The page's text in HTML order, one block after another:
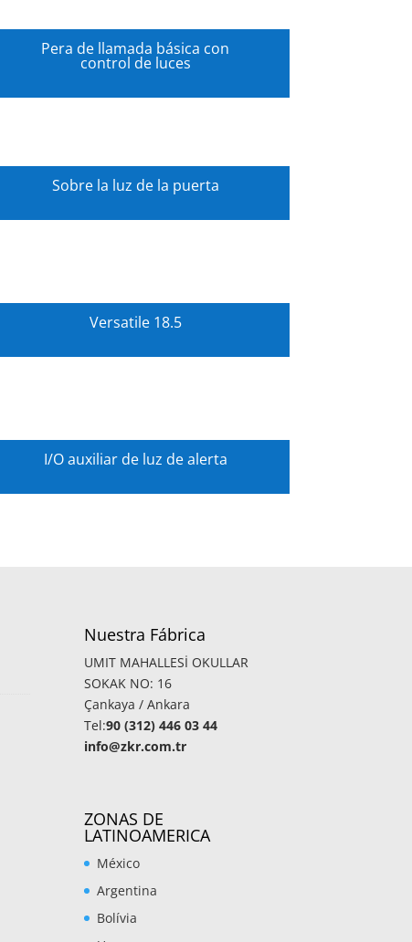
Pera de llamada básica con
control de luces
Sobre la luz de la puerta
Versatile 18.5
I/O auxiliar de luz de alerta
Nuestra Fábrica
UMIT MAHALLESİ OKULLAR
SOKAK NO: 16
Çankaya / Ankara
Tel:90 (312) 446 03 44
info@zkr.com.tr
ZONAS DE
LATINOAMERICA
México
Argentina
Bolívia